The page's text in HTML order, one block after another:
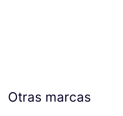
Otras marcas